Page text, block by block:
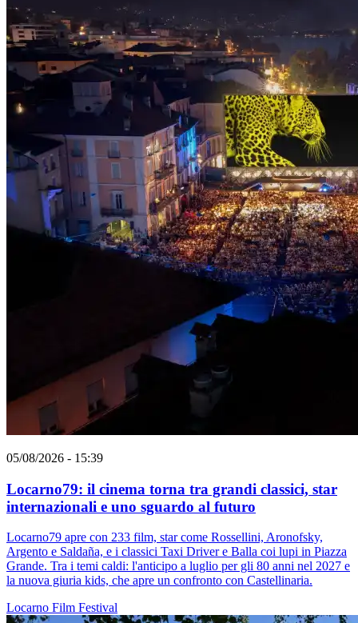
05/08/2026 - 15:39
Locarno79: il cinema torna tra grandi classici, star
internazionali e uno sguardo al futuro
Locarno79 apre con 233 film, star come Rossellini, Aronofsky,
Argento e Saldaña, e i classici Taxi Driver e Balla coi lupi in Piazza
Grande. Tra i temi caldi: l'anticipo a luglio per gli 80 anni nel 2027 e
la nuova giuria kids, che apre un confronto con Castellinaria.
Locarno Film Festival